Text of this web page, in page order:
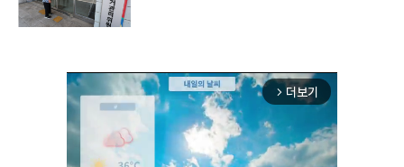
arrow_forward_ios 더보기